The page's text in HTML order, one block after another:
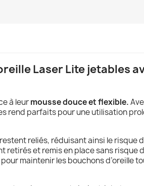
Laser Lite jetables
à leurmousse douce et flexible.
rend parfaits pour une utilisation
reliés, réduisant ainsi le risque
et remis en place sans risque
maintenir les bouchons d’oreille